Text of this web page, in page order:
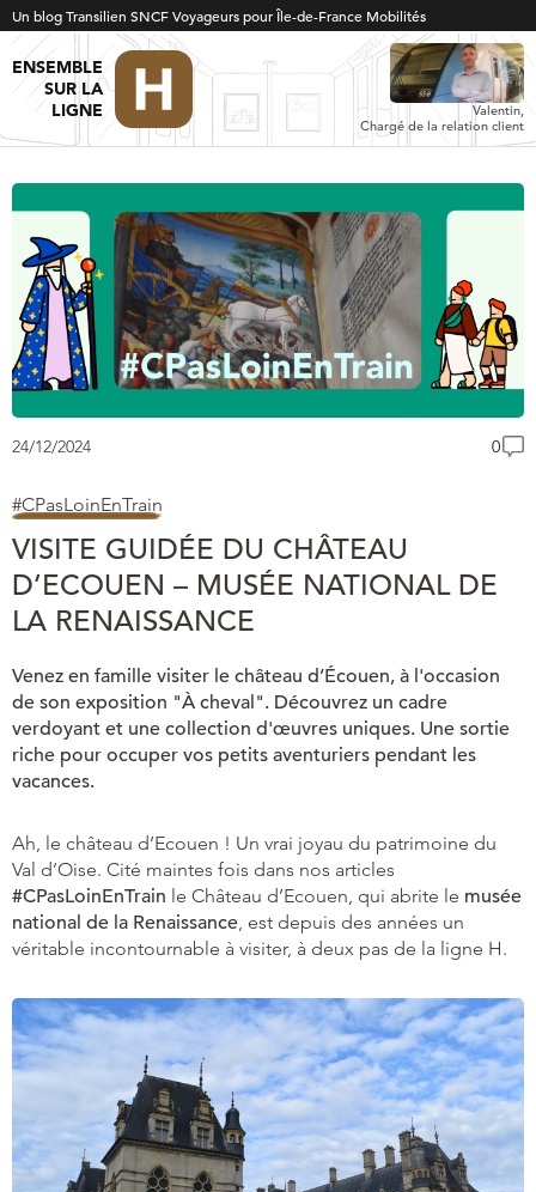
Un blog Transilien SNCF Voyageurs pour Île-de-France Mobilités
ENSEMBLE
SUR LA
LIGNE
Valentin,
Chargé de la relation client
24/12/2024 0
#CPasLoinEnTrain
VISITE GUIDÉE DU CHÂTEAU
D’ECOUEN – MUSÉE NATIONAL DE
LA RENAISSANCE
Venez en famille visiter le château d’Écouen, à l'occasion
de son exposition "À cheval". Découvrez un cadre
verdoyant et une collection d'œuvres uniques. Une sortie
riche pour occuper vos petits aventuriers pendant les
vacances.
Ah, le château d’Ecouen ! Un vrai joyau du patrimoine du
Val d’Oise. Cité maintes fois dans nos articles
#CPasLoinEnTrain le Château d’Ecouen, qui abrite le musée
national de la Renaissance , est depuis des années un
véritable incontournable à visiter, à deux pas de la ligne H.